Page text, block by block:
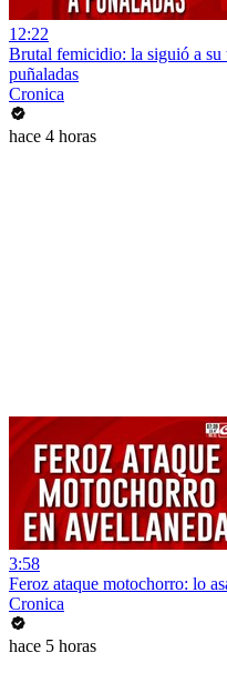
12:22
Brutal femicidio: la siguió a su
puñaladas
Cronica
hace 4 horas
3:58
Feroz ataque motochorro: lo
Cronica
hace 5 horas